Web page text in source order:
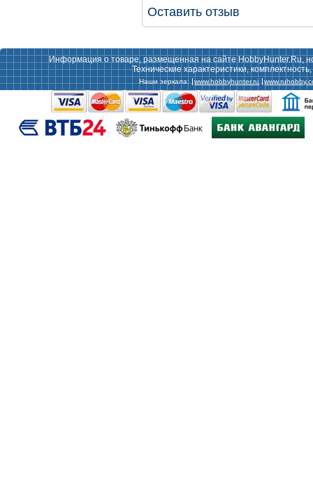
Оставить отзыв
Информация о товаре, размещенная на сайте HobbyHunter.Ru,
Технические характеристики,
Наши зеркала: www.hobbyhunter.ru